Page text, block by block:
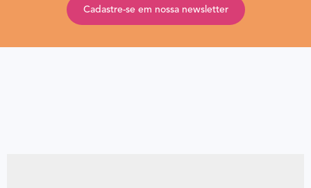
Cadastre-se em nossa newsletter